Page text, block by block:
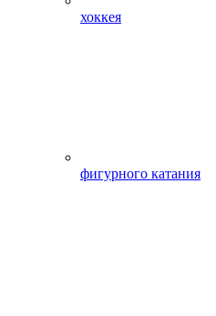
хоккея
фигурного катания